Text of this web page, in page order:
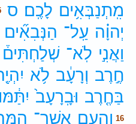
מִֽתְנַבְּאִ֥ים לָכֶֽם׃ ס
יְהוָ֗ה עַֽל־ הַנְּבִאִ֞ים
וַאֲנִ֣י לֹֽא־ שְׁלַחְתִּים֒
חֶ֣רֶב וְרָעָ֔ב לֹ֥א
בַּחֶ֤רֶב וּבָֽרָעָב֙
16 וְהָעָ֣ם אֲשֶׁר־